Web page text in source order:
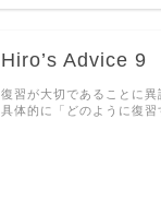
Hiro’s Advice 9
復習が大切であることに
具体的に「どのように復